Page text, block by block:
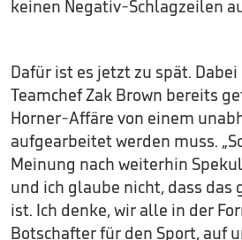
keinen Negativ-Schlagzeilen
Dafür ist es jetzt zu spät.
Teamchef Zak Brown bereits
Horner-Affäre von einem
aufgearbeitet werden muss.
Meinung nach weiterhin
und ich glaube nicht, dass das
ist. Ich denke, wir alle in der
Botschafter für den Sport, auf